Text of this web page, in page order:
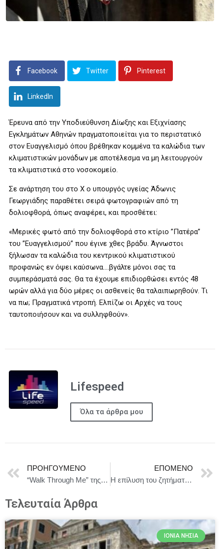
Facebook Twitter Pinterest
LinkedIn
Έρευνα από την Υποδιεύθυνση Δίωξης και Εξιχνίασης
Εγκλημάτων Αθηνών πραγματοποιείται για το περιστατικό
στον Ευαγγελισμό όπου βρέθηκαν κομμένα τα καλώδια των
κλιματιστικών μονάδων με αποτέλεσμα να μη λειτουργούν
τα κλιματιστικά στο νοσοκομείο.
Σε ανάρτηση του στο X ο υπουργός υγείας Άδωνις
Γεωργιάδης παραθέτει σειρά φωτογραφιών από τη
δολιοφθορά, όπως αναφέρει, και προσθέτει:
«Μερικές φωτό από την δολιοφθορά στο κτίριο ”Πατέρα”
του ”Ευαγγελισμού” που έγινε χθες βράδυ. Άγνωστοι
ξήλωσαν τα καλώδια του κεντρικού κλιματιστικού
προφανώς εν όψει καύσωνα….βγάλτε μόνοι σας τα
συμπεράσματά σας. Θα τα έχουμε επιδιορθώσει εντός 48
ωρών αλλά για δύο μέρες οι ασθενείς θα ταλαιπωρηθούν. Τι
να πω; Πραγματικά ντροπή. Ελπίζω οι Αρχές να τους
ταυτοποιήσουν και να συλληφθούν».
Lifespeed
Όλα τα άρθρα μου
ΠΡΟΗΓΟΎΜΕΝΟ
“Walk Through Me” της Κατερίνας Μερτζάνη στη γκαλερί ALMA στην Σκουφά 24 από τις 12 Ιουνίου
ΕΠΌΜΕΝΟ
Η επίλυση του ζητήματος της Δυτικής Σαχάρας θα φέρει σταθερότητα στη Βόρεια Αφρική.
Τελευταία Άρθρα
ΙΌΝΙΑ ΝΗΣΙΆ